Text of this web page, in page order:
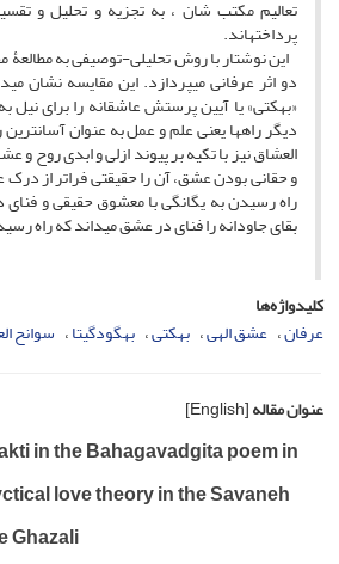
تعالیم مکتب شان ، به تجزیه و تحلیل و
پرداخته­اند.
این نوشتار با روش تحلیلی-توصیفی به
دو اثر عرفانی می­پردازد. این مقایسه نشان
«بهکتی» یا آیین پرستش عاشقانه را برای
دیگر راه­ها یعنی علم و عمل به عنوان
العشاق نیز با تکیه بر پیوند ازلی و ابدی روح
و حقانی بودن عشق، آن را حقیقتی فراتر از درک
راه رسیدن به یگانگی با معشوق حقیقی و فنای
بقای جاودانه را فنای در عشق می­داند که راه
کلیدواژه‌ها
عرفان عشق الهی بهکتی بهگودگیتا سوانح
عنوان مقاله[English]
in the Bahagavadgita poem in
love theory in the Savaneh
Ghazali